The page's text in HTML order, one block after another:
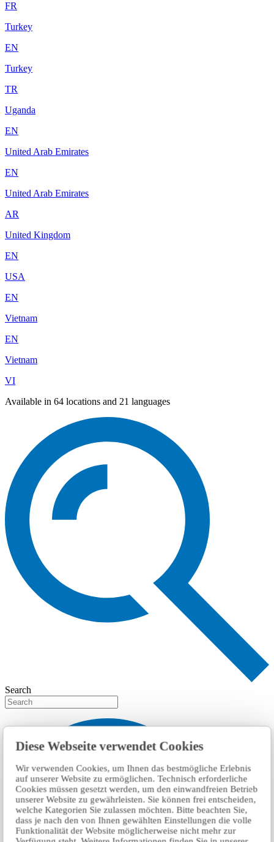
Diese Webseite verwendet Cookies
Wir verwenden Cookies, um Ihnen das bestmögliche Erlebnis
auf unserer Website zu ermöglichen. Technisch erforderliche
Cookies müssen gesetzt werden, um den einwandfreien Betrieb
unserer Website zu gewährleisten. Sie können frei entscheiden,
welche Kategorien Sie zulassen möchten. Bitte beachten Sie,
dass je nach den von Ihnen gewählten Einstellungen die volle
Funktionalität der Website möglicherweise nicht mehr zur
FR
Turkey
EN
Turkey
TR
Uganda
EN
United Arab Emirates
EN
United Arab Emirates
AR
United Kingdom
EN
USA
EN
Vietnam
EN
Vietnam
VI
Available in 64 locations and 21 languages
Search